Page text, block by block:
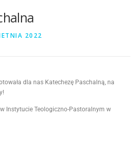
2022
dla nas Katechezę Paschalną, na
Instytucie Teologiczno-Pastoralnym w